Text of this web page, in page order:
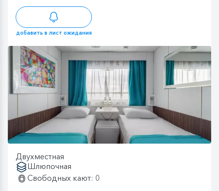
добавить в лист ожидания
Двухместная
Шлюпочная
Свободных кают: 0